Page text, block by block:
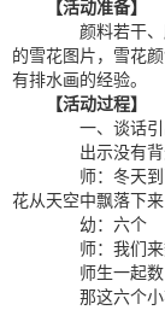
【活动准备】
颜料若干、
的雪花图片，雪花
有排水画的经验。
【活动过程】
一、谈话引
出示没有背
师：冬天到
花从天空中飘落下
幼：六个
师：我们来
师生一起数
那这六个小